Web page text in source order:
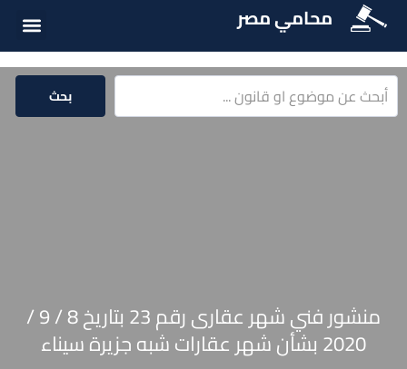
محامي مصر
بحث
منشور فني شهر عقارى رقم 23 بتاريخ 8 / 9 /
2020 بشأن شهر عقارات شبه جزيرة سيناء